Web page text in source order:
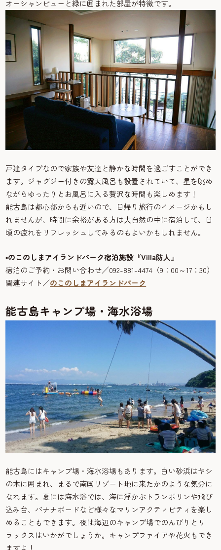
オーシャンビューと緑に囲まれた部屋が特徴です。
戸建タイプなので家族や友達と静かな時間を過ごすことができ
ます。ジャグジー付きの露天風呂も設置されていて、星を眺め
ながらゆったりとお風呂に入る贅沢な時間も楽しめます！
能古島は都心部からも近いので、日帰り旅行のイメージかもし
れませんが、時間に余裕がある方は大自然の中に宿泊して、日
頃の疲れをリフレッシュしてみるのもよいかもしれません。
▪のこのしまアイランドパーク宿泊施設『Villa防人』
宿泊のご予約・お問い合わせ／092-881-4474（9：00～17：30）
関連サイト／のこのしまアイランドパーク
能古島キャンプ場・海水浴場
能古島にはキャンプ場・海水浴場もあります。白い砂浜はヤシ
の木に囲まれ、まるで南国リゾート地に来たかのような気分に
なれます。夏には海水浴では、海に浮かぶトランポリンや飛び
込み台、バナナボードなど様々なマリンアクティビティを楽し
めることもできます。夜は海辺のキャンプ場でのんびりとリ
ラックスはいかがでしょうか。キャンプファイアや花火もでき
ますよ！